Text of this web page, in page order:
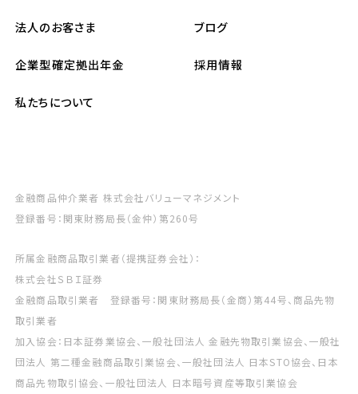
法人のお客さま
企業型確定拠出年金
私たちについて
ブログ
採用情報
金融商品仲介業者 株式会社バリューマネジメント
登録番号：関東財務局長（金仲）第260号
所属金融商品取引業者（提携証券会社）：
株式会社ＳＢＩ証券
金融商品取引業者 登録番号：関東財務局長（金商）第44号、商品先物
取引業者
加入協会：日本証券業協会、一般社団法人 金融先物取引業協会、一般社
団法人 第二種金融商品取引業協会、一般社団法人 日本STO協会、日本
商品先物取引協会、一般社団法人 日本暗号資産等取引業協会